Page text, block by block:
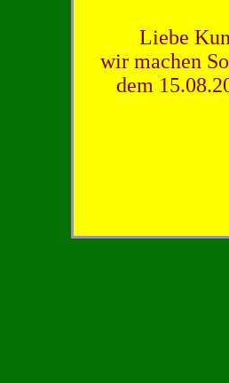
Liebe
wir machen
dem